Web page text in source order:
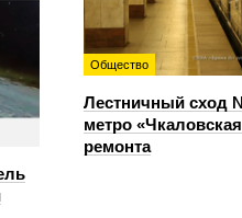
Общество
Лестничный сход
метро
ремонта